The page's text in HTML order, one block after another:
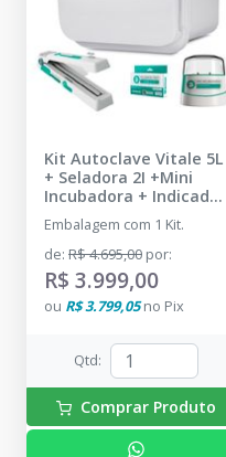
Kit Autoclave Vitale 5L
+ Seladora 2I +Mini
Incubadora + Indicador
Biológico
- DENTAL PRIME
Embalagem com 1 Kit.
de: R$ 4.695,00 por:
R$ 3.999,00
ou R$ 3.799,05no Pix
Qtd:
Comprar Produto